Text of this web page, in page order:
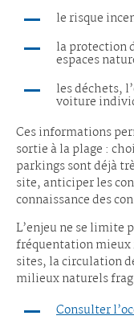
le risque
la protection
espaces
les déchets,
voiture
Ces informations
sortie à la plage :
parkings sont déjà
site, anticiper les
connaissance des
L’enjeu ne se limite
fréquentation mieux
sites, la circulation
milieux naturels
Consulter